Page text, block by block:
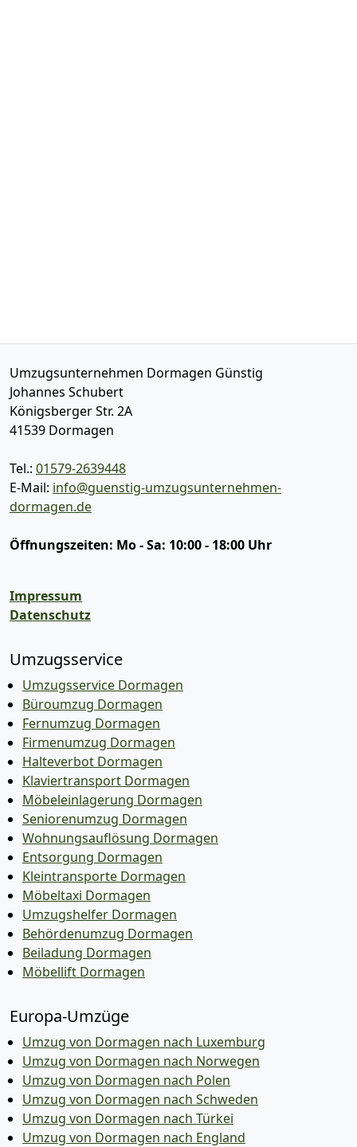
Umzugsunternehmen Dormagen Günstig
Johannes Schubert
Königsberger Str. 2A
41539 Dormagen
Tel.: 01579-2639448
E-Mail: info@guenstig-umzugsunternehmen-
dormagen.de
Öffnungszeiten: Mo - Sa: 10:00 - 18:00 Uhr
Impressum
Datenschutz
Umzugsservice
Umzugsservice Dormagen
Büroumzug Dormagen
Fernumzug Dormagen
Firmenumzug Dormagen
Halteverbot Dormagen
Klaviertransport Dormagen
Möbeleinlagerung Dormagen
Seniorenumzug Dormagen
Wohnungsauflösung Dormagen
Entsorgung Dormagen
Kleintransporte Dormagen
Möbeltaxi Dormagen
Umzugshelfer Dormagen
Behördenumzug Dormagen
Beiladung Dormagen
Möbellift Dormagen
Europa-Umzüge
Umzug von Dormagen nach Luxemburg
Umzug von Dormagen nach Norwegen
Umzug von Dormagen nach Polen
Umzug von Dormagen nach Schweden
Umzug von Dormagen nach Türkei
Umzug von Dormagen nach England